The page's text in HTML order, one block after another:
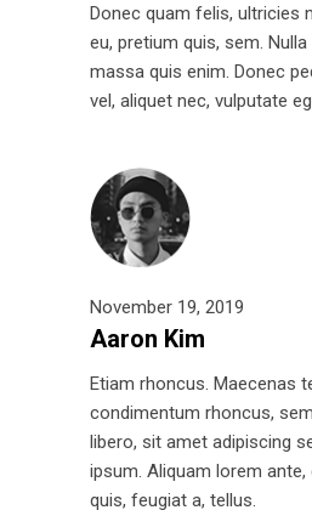
Donec quam felis, ultricies
eu, pretium quis, sem.
massa quis enim. Donec
vel, aliquet nec, vulputate
November 19, 2019
Aaron Kim
Etiam rhoncus. Maecenas
condimentum rhoncus,
libero, sit amet adipiscing
ipsum. Aliquam lorem ante,
quis, feugiat a, tellus.